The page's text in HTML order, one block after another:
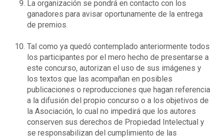
La organización se pondrá en contacto con los
ganadores para avisar oportunamente de la entrega
de premios.
Tal como ya quedó contemplado anteriormente todos
los participantes por el mero hecho de presentarse a
este concurso, autorizan el uso de sus imágenes y
los textos que las acompañan en posibles
publicaciones o reproducciones que hagan referencia
a la difusión del propio concurso o a los objetivos de
la Asociación, lo cual no impedirá que los autores
conserven sus derechos de Propiedad Intelectual y
se responsabilizan del cumplimiento de las